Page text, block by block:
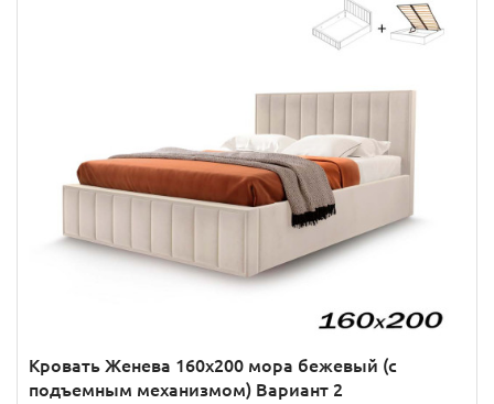
Кровать Женева 160х200 мора бежевый (с
подъемным механизмом) Вариант 2